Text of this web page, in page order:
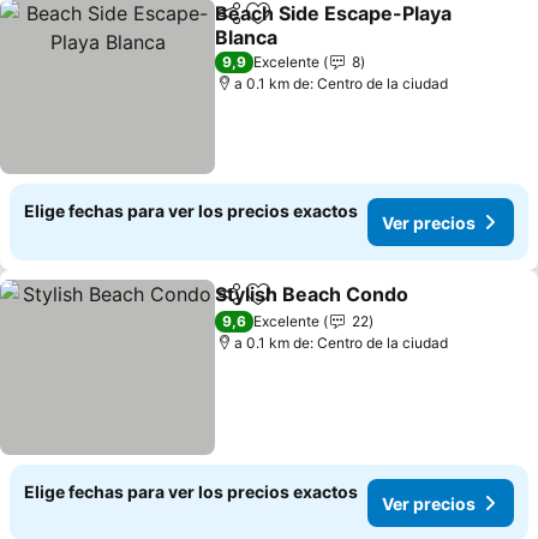
CompartirAgregar a favoritos
Beach Side Escape-Playa
Blanca
9,9 Excelente
8
a 0.1 km de: Centro de la ciudad
Elige fechas para ver los precios exactos
Ver precios
CompartirAgregar a favoritos
Stylish Beach Condo
9,6 Excelente
22
a 0.1 km de: Centro de la ciudad
Elige fechas para ver los precios exactos
Ver precios